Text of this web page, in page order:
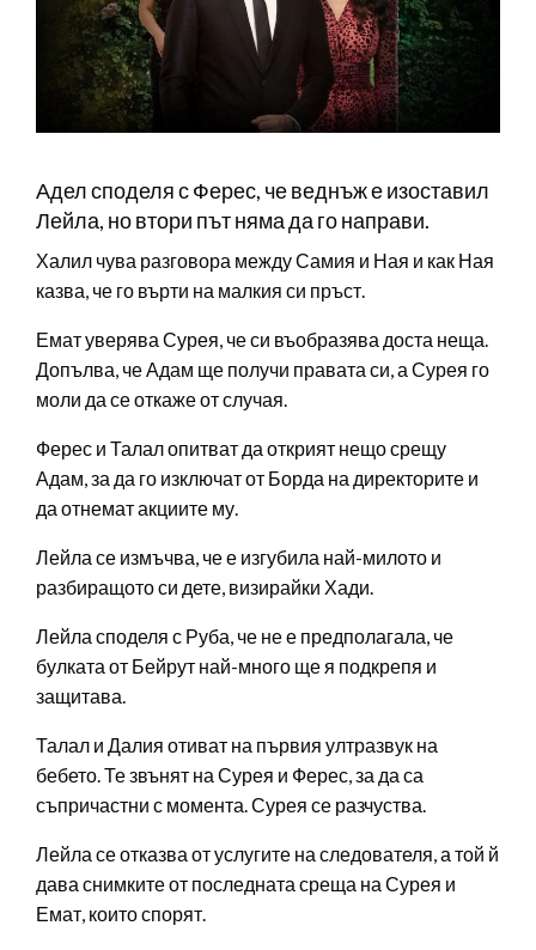
Адел споделя с Ферес, че веднъж е изоставил
Лейла, но втори път няма да го направи.
Халил чува разговора между Самия и Ная и как Ная
казва, че го върти на малкия си пръст.
Емат уверява Сурея, че си въобразява доста неща.
Допълва, че Адам ще получи правата си, а Сурея го
моли да се откаже от случая.
Ферес и Талал опитват да открият нещо срещу
Адам, за да го изключат от Борда на директорите и
да отнемат акциите му.
Лейла се измъчва, че е изгубила най-милото и
разбиращото си дете, визирайки Хади.
Лейла споделя с Руба, че не е предполагала, че
булката от Бейрут най-много ще я подкрепя и
защитава.
Талал и Далия отиват на първия ултразвук на
бебето. Те звънят на Сурея и Ферес, за да са
съпричастни с момента. Сурея се разчуства.
Лейла се отказва от услугите на следователя, а той й
дава снимките от последната среща на Сурея и
Емат, които спорят.